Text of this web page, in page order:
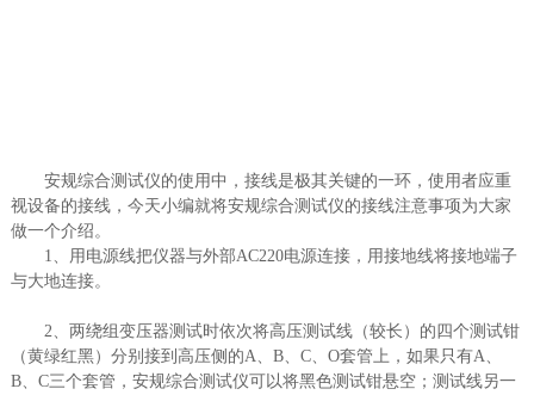
安规综合测试仪的使用中，接线是极其关键的一环，使用者应重
视设备的接线，今天小编就将安规综合测试仪的接线注意事项为大家
做一个介绍。
1、用电源线把仪器与外部AC220电源连接，用接地线将接地端子
与大地连接。
2、两绕组变压器测试时依次将高压测试线（较长）的四个测试钳
（黄绿红黑）分别接到高压侧的A、B、C、O套管上，如果只有A、
B、C三个套管，安规综合测试仪可以将黑色测试钳悬空；测试线另一